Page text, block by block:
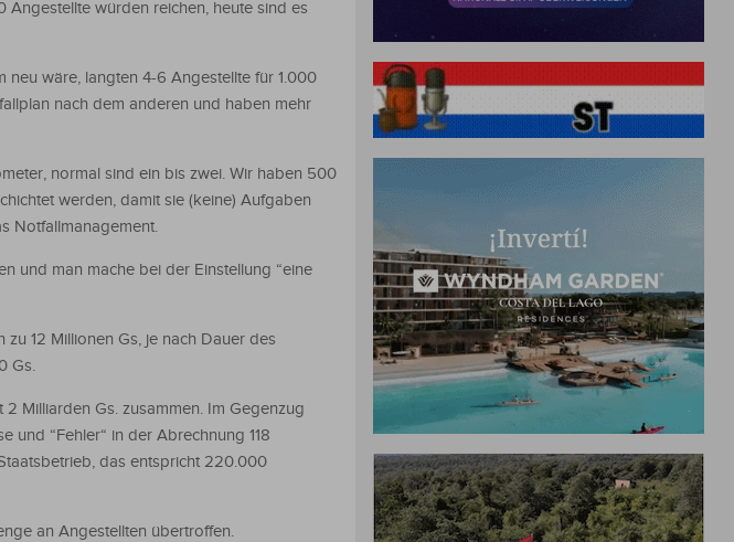
Angestellte würden reichen, heute sind es
neu wäre, langten 4-6 Angestellte für 1.000
nach dem anderen und haben mehr
normal sind ein bis zwei. Wir haben 500
werden, damit sie (keine) Aufgaben
Notfallmanagement.
und man mache bei der Einstellung “eine
12 Millionen Gs, je nach Dauer des
Gs.
Milliarden Gs. zusammen. Im Gegenzug
und “Fehler“ in der Abrechnung 118
das entspricht 220.000
an Angestellten übertroffen.